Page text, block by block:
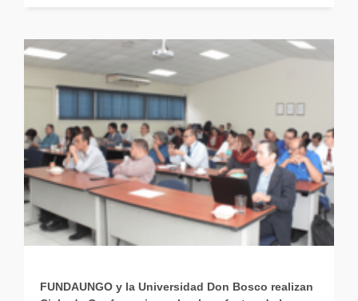
FUNDAUNGO y la Universidad Don Bosco realizan